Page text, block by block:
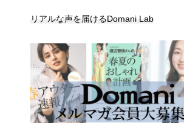
リアルな声を届けるDomani Lab